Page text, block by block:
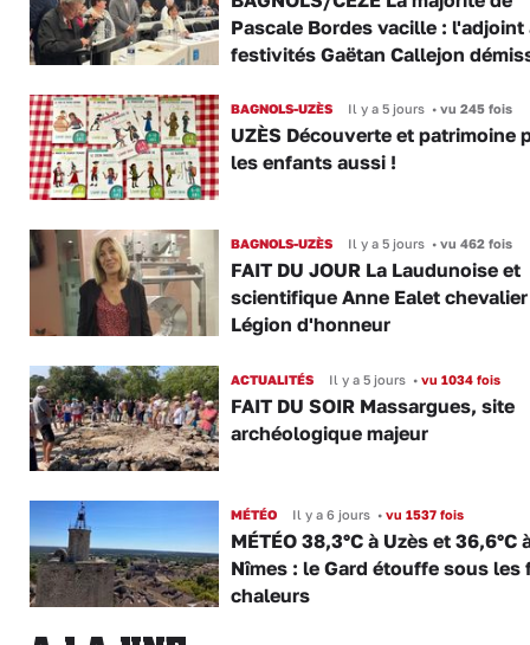
Pascale Bordes vacille : l'adjoint
festivités Gaëtan Callejon
BAGNOLS-UZÈS Il y a 5 jours •vu 245 fois
UZÈS Découverte et patrimoine
les enfants aussi !
BAGNOLS-UZÈS Il y a 5 jours •vu 462 fois
FAIT DU JOUR La Laudunoise et
scientifique Anne Ealet
Légion d'honneur
ACTUALITÉS Il y a 5 jours •vu 1034 fois
FAIT DU SOIR Massargues, site
archéologique majeur
MÉTÉO Il y a 6 jours •vu 1537 fois
MÉTÉO 38,3°C à Uzès et 36,6°C
Nîmes : le Gard étouffe sous les
chaleurs